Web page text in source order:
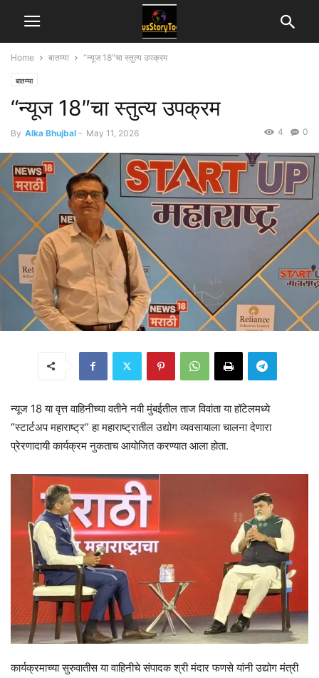
Home बातम्या “न्यूज 18″चा स्तुत्य उपक्रम
बातम्या
“न्यूज 18″चा स्तुत्य उपक्रम
By Alka Bhujbal - May 11, 2026 0
4
न्यूज 18 या वृत्त वाहिनीच्या वतीने नवी मुंबईतील ताज विवांता या हॉटेलमध्ये
“स्टार्टअप महाराष्ट्र” हा महाराष्ट्रातील उद्योग व्यवसायाला चालना देणारा
प्रेरणादायी कार्यक्रम नुकताच आयोजित करण्यात आला होता.
कार्यक्रमाच्या सुरुवातीस या वाहिनीचे संपादक श्री मंदार फणसे यांनी उद्योग मंत्री